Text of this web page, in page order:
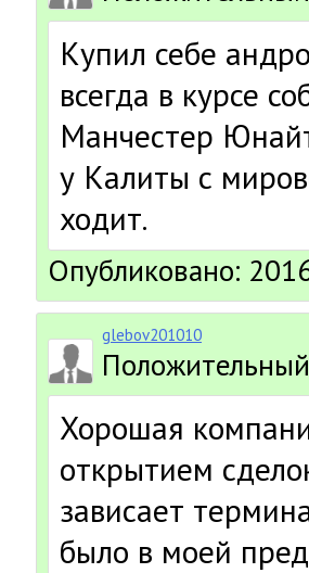
Купил себе
всегда в курсе
Манчестер
у Калиты с
ходит.
Опубликовано:
glebov201010
Хорошая
открытием
зависает
было в моей